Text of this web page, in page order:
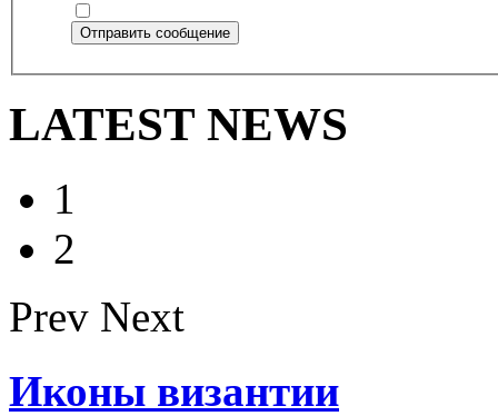
Отправить сообщение
LATEST NEWS
1
2
Prev Next
Иконы византии